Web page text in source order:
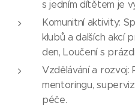
s jedním dítětem je
Komunitní aktivity:
klubů a dalších akcí
den, Loučení s
Vzdělávání a rozvoj:
mentoringu,
péče.